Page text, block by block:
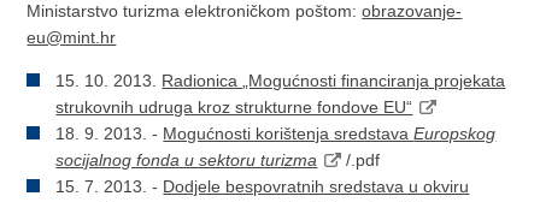
Ministarstvo turizma elektroničkom poštom:obrazovanje-
eu@mint.hr
15. 10. 2013. Radionica „Mogućnosti financiranja projekata
strukovnih udruga kroz strukturne fondove EU“
18. 9. 2013. - Mogućnosti korištenja sredstavaEuropskog
socijalnog fonda u sektoru turizma
/.pdf
15. 7. 2013. - Dodjele bespovratnih sredstava u okviru